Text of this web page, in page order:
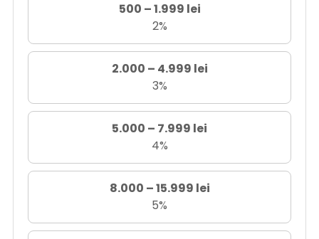
500 – 1.999 lei
2%
2.000 – 4.999 lei
3%
5.000 – 7.999 lei
4%
8.000 – 15.999 lei
5%